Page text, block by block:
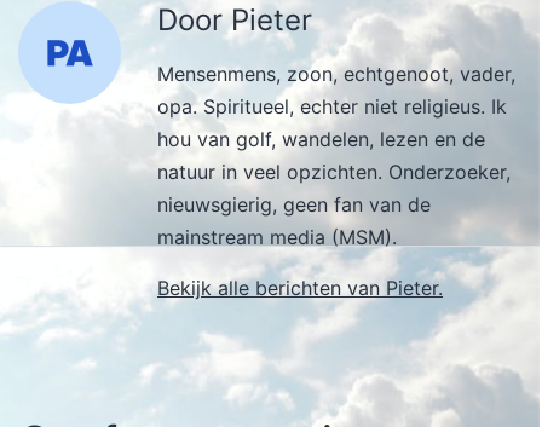
Door Pieter
Mensenmens, zoon, echtgenoot, vader,
opa. Spiritueel, echter niet religieus. Ik
hou van golf, wandelen, lezen en de
natuur in veel opzichten. Onderzoeker,
nieuwsgierig, geen fan van de
mainstream media (MSM).
Bekijk alle berichten van Pieter.